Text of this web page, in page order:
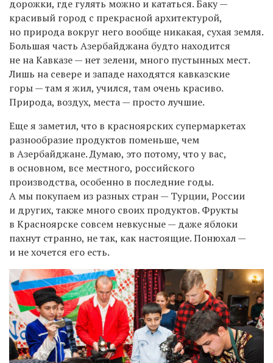
дорожки, где гулять можно и кататься. Баку —
красивый город с прекрасной архитектурой,
но природа вокруг него вообще никакая, сухая земля.
Большая часть Азербайджана будто находится
не на Кавказе — нет зелени, много пустынных мест.
Лишь на севере и западе находятся кавказские
горы — там я жил, учился, там очень красиво.
Природа, воздух, места — просто лучшие.
Еще я заметил, что в красноярских супермаркетах
разнообразие продуктов поменьше, чем
в Азербайджане. Думаю, это потому, что у вас,
в основном, все местного, российского
производства, особенно в последние годы.
А мы покупаем из разных стран — Турции, России
и других, также много своих продуктов. Фрукты
в Красноярске совсем невкусные — даже яблоки
пахнут странно, не так, как настоящие. Понюхал —
и не хочется его есть.